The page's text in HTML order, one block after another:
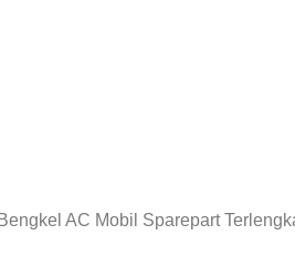
AC Mobil Sparepart